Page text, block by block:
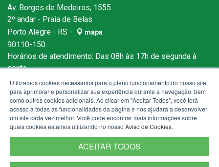
Av. Borges de Medeiros, 1555
2º andar - Praia de Belas
Porto Alegre - RS -
mapa
90110-150
Horários de atendimento: Das 08h às 17h de segunda à
sexta.
Utilizamos cookies necessários para o pleno funcionamento do nosso site,
para aprimorar e personalizar sua experiência durante a navegação, bem
como outros cookies adicionais. Ao clicar em "Aceitar Todos", você terá
acesso a todas as funcionalidades da página e nos ajudará a desenvolver
um site cada vez melhor. Você pode encontrar mais informações sobre
quais cookies estamos utilizando no nosso Aviso de Cookies.
ACEITAR TODOS